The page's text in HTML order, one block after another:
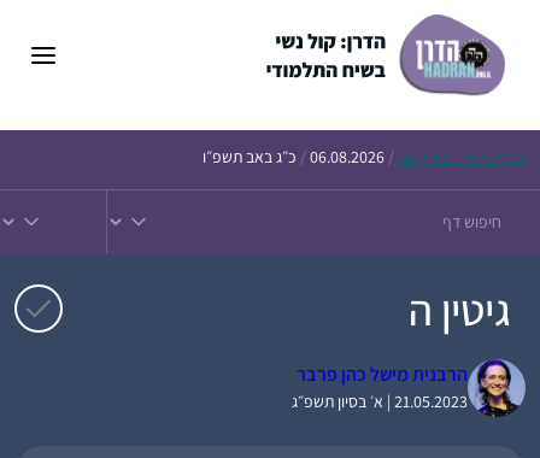
הדף היומי – חולין צח /
06.08.2026
/ כ״ג באב תשפ״ו
גיטין ה
הרבנית מישל כהן פרבר
21.05.2023 | א׳ בסיון תשפ״ג